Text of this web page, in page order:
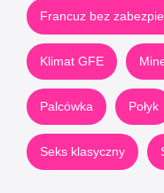
Francuz bez
Klimat GFE
Palcówka Połyk
Seks klasyczny